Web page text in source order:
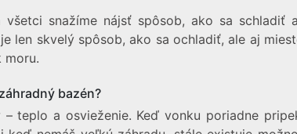
snažíme nájsť spôsob, ako sa
len skvelý spôsob, ako sa ochladiť, ale aj
moru.
bazén?
teplo a osvieženie. Keď vonku poriadne